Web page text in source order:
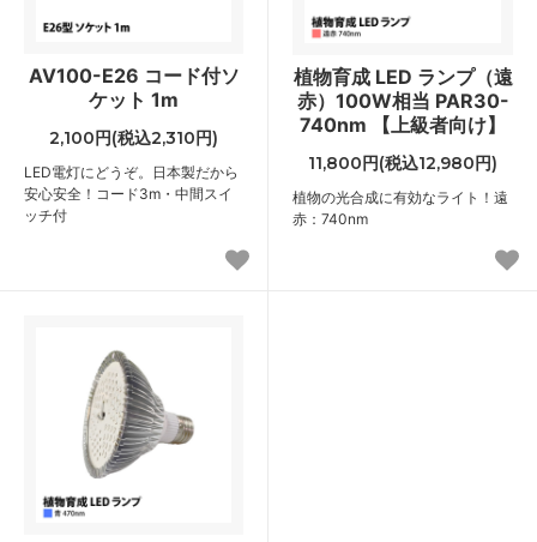
AV100-E26 コード付ソ
ケット 1m
2,100円(税込2,310円)
LED電灯にどうぞ。日本製だから
安心安全！コード3m・中間スイ
ッチ付
植物育成 LED ランプ（遠
赤）100W相当 PAR30-
740nm 【上級者向け】
11,800円(税込12,980円)
植物の光合成に有効なライト！遠
赤：740nm